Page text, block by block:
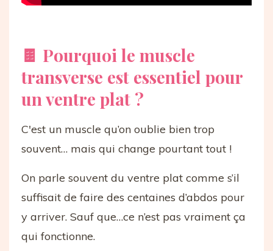
🍫 Pourquoi le muscle
transverse est essentiel pour
un ventre plat ?
C'est un muscle qu’on oublie bien trop
souvent… mais qui change pourtant tout !
On parle souvent du ventre plat comme s’il
suffisait de faire des centaines d’abdos pour
y arriver. Sauf que…ce n’est pas vraiment ça
qui fonctionne.